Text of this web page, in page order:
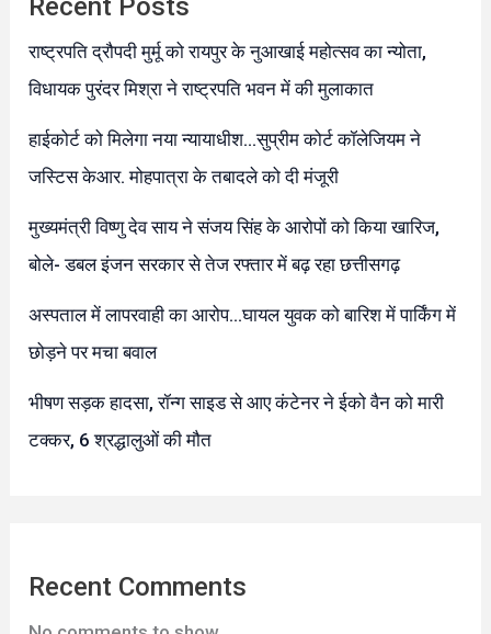
राष्ट्रपति द्रौपदी मुर्मू को रायपुर के नुआखाई महोत्सव का न्योता,
विधायक पुरंदर मिश्रा ने राष्ट्रपति भवन में की मुलाकात
हाईकोर्ट को मिलेगा नया न्यायाधीश…सुप्रीम कोर्ट कॉलेजियम ने
जस्टिस केआर. मोहपात्रा के तबादले को दी मंजूरी
मुख्यमंत्री विष्णु देव साय ने संजय सिंह के आरोपों को किया खारिज,
बोले- डबल इंजन सरकार से तेज रफ्तार में बढ़ रहा छत्तीसगढ़
अस्पताल में लापरवाही का आरोप…घायल युवक को बारिश में पार्किंग में
छोड़ने पर मचा बवाल
भीषण सड़क हादसा, रॉन्ग साइड से आए कंटेनर ने ईको वैन को मारी
टक्कर, 6 श्रद्धालुओं की मौत
Recent Comments